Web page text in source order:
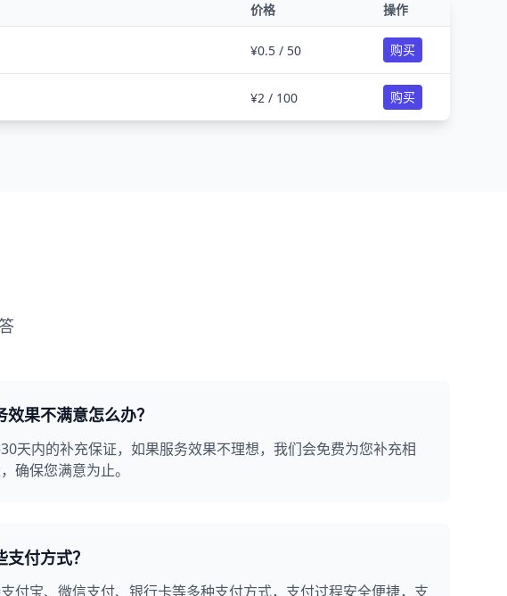
价格 操作
¥0.5 / 50 购买
¥2 / 100 购买
效果不满意怎么办？
天内的补充保证，如果服务效果不理想，我们会免费为您补充相
确保您满意为止。
付方式？
付宝、微信支付、银行卡等多种支付方式，支付过程安全便捷，支